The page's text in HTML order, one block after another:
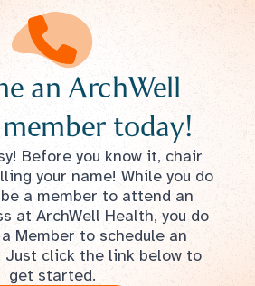
an ArchWell
today!
Before you know it, chair
your name! While you do
a member to attend an
at ArchWell Health, you do
Member to schedule an
Just click the link below to
get started.